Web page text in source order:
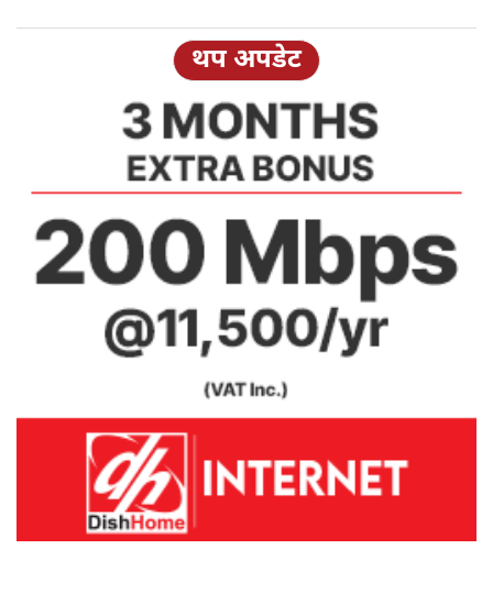
थप अपडेट